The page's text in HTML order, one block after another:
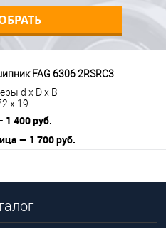
FAG 6306 2RSRC3
d x D x B
x 19
1 400 руб.
— 1 700 руб.